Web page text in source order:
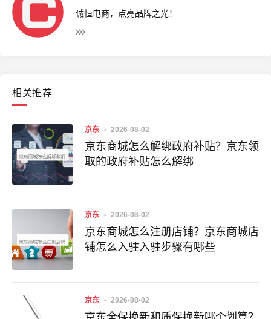
诚恒电商，点亮品牌之光！
相关推荐
京东 2026-08-02
京东商城怎么解绑政府补贴？京东领
取的政府补贴怎么解绑
京东 2026-08-02
京东商城怎么注册店铺？京东商城店
铺怎么入驻入驻步骤有哪些
京东 2026-08-02